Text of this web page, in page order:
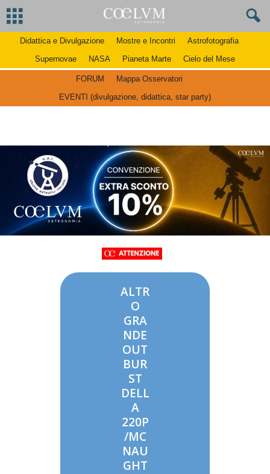
Didattica e Divulgazione Mostre e Incontri
Astrofotografia
Supernovae
NASA Pianeta Marte Cielo del Mese
FORUM
Mappa Osservatori
EVENTI (divulgazione, didattica, star party)
ALTR
O
GRA
NDE
OUT
BUR
ST
DELL
A
220P
/MC
NAU
GHT